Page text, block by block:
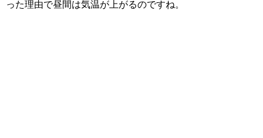
った理由で昼間は気温が上がるのですね。